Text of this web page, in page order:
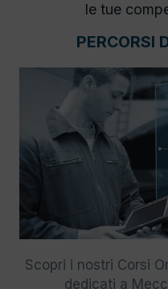
le tue
PERCORSI
Scopri i nostri Corsi
dedicati a